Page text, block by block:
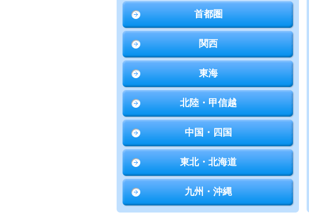
首都圏
関西
東海
北陸・甲信越
中国・四国
東北・北海道
九州・沖縄